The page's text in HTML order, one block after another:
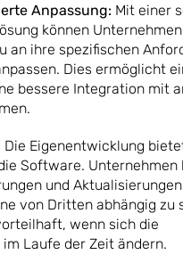
Anpassung: Mit einer
können
an ihre spezifischen
Dies ermöglicht
bessere Integration mit
Die Eigenentwicklung
Software. Unternehmen
und Aktualisierungen
von Dritten abhängig zu
wenn sich die
Laufe der Zeit ändern.